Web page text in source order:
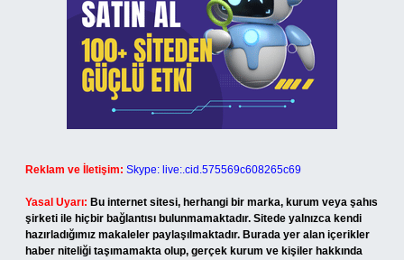
Reklam ve İletişim: Skype: live:.cid.575569c608265c69
Yasal Uyarı: Bu internet sitesi, herhangi bir marka, kurum veya şahıs
şirketi ile hiçbir bağlantısı bulunmamaktadır. Sitede yalnızca kendi
hazırladığımız makaleler paylaşılmaktadır. Burada yer alan içerikler
haber niteliği taşımamakta olup, gerçek kurum ve kişiler hakkında